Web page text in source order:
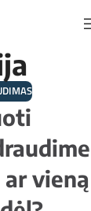
vieną